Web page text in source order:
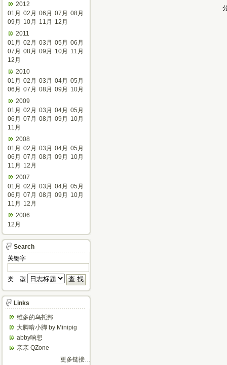
2012
01月 02月 06月 07月 08月
09月
10月 11月
12月
2011
01月 02月 03月 05月 06月
07月 08月 09月 10月
11月
12月
2010
01月 02月 03月 04月 05月
06月 07月 08月 09月
10月
2009
01月 02月 03月 04月 05月
06月 07月 08月 09月
10月
11月
2008
01月 02月 03月 04月 05月
06月 07月 08月 09月
10月
11月
12月
2007
01月 02月 03月 04月 05月
06月 07月 08月 09月
10月
11月
12月
2006
12月
Search
关键字
类 型
Links
维多的乌托邦
大脚啃小脚 by Minipig
abby响想
亲亲 QZone
更多链接…